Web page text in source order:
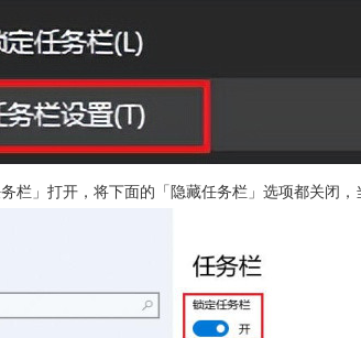
栏」打开，将下面的「隐藏任务栏」选项都关闭